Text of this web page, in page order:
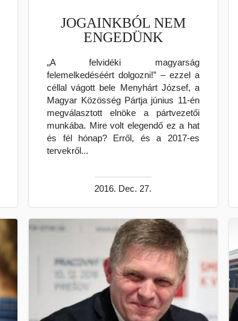
JOGAINKBÓL NEM
ENGEDÜNK
„A felvidéki magyarság
felemelkedéséért dolgozni!” – ezzel a
céllal vágott bele Menyhárt József, a
Magyar Közösség Pártja június 11-én
megválasztott elnöke a pártvezetői
munkába. Mire volt elegendő ez a hat
és fél hónap? Erről, és a 2017-es
tervekről...
2016. Dec. 27.